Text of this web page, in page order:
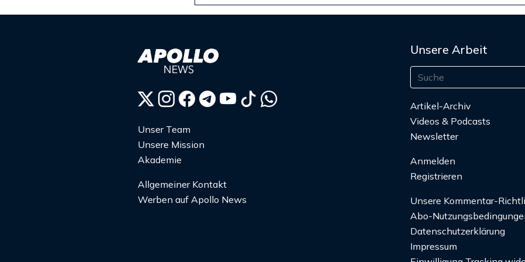
Unser Team
Unsere Mission
Akademie
Allgemeiner Kontakt
Werben auf Apollo News
Unsere Arbeit
Artikel-Archiv
Videos & Podcasts
Newsletter
Anmelden
Registrieren
Unsere Kommentar-
Abo-
Datenschutzerklärung
Impressum